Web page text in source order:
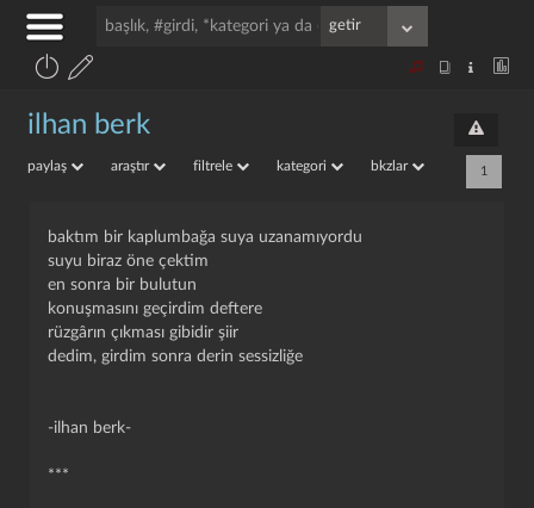
ilhan berk
paylaş araştır filtrele kategori bkzlar 1
baktım bir kaplumbağa suya uzanamıyordu
suyu biraz öne çektim
en sonra bir bulutun
konuşmasını geçirdim deftere
rüzgârın çıkması gibidir şiir
dedim, girdim sonra derin sessizliğe
-ilhan berk-
***